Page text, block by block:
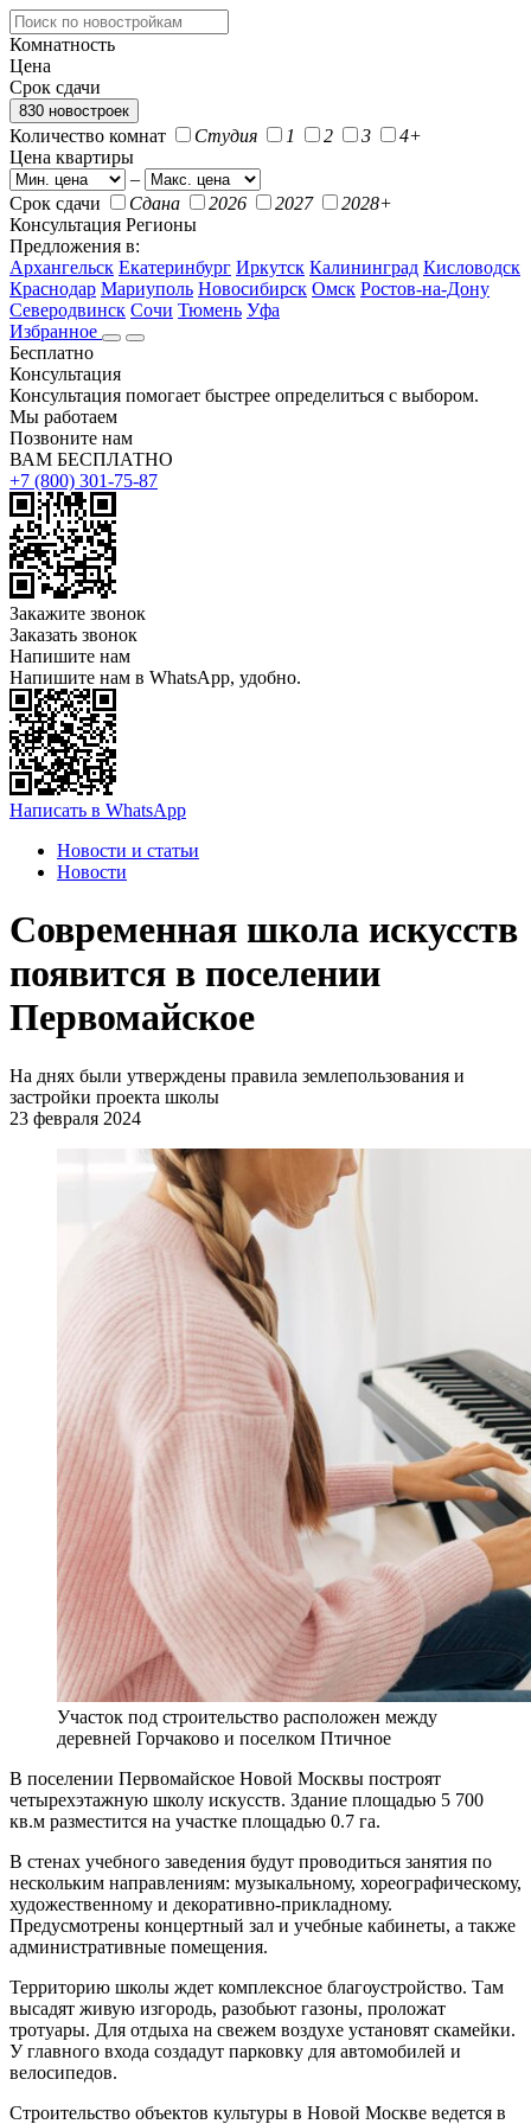
Комнатность
Цена
Срок сдачи
830 новостроек
Количество комнат Студия 1 2 3
4+
Цена квартиры
–
Срок сдачи
Сдана 2026 2027
2028+
Консультация Регионы
Предложения в:
Архангельск Екатеринбург Иркутск Калининград Кисловодск
Краснодар Мариуполь Новосибирск Омск Ростов-на-Дону
Северодвинск Сочи Тюмень Уфа
Избранное
Бесплатно
Консультация
Консультация помогает быстрее определиться с выбором.
Мы работаем
Позвоните нам
ВАМ БЕСПЛАТНО
+7 (800) 301-75-87
Закажите звонок
Заказать звонок
Напишите нам
Напишите нам в WhatsApp, удобно.
Написать в WhatsApp
Новости и статьи
Новости
Современная школа искусств
появится в поселении
Первомайское
На днях были утверждены правила землепользования и
застройки проекта школы
23 февраля 2024
Участок под строительство расположен между
деревней Горчаково и поселком Птичное
В поселении Первомайское Новой Москвы построят
четырехэтажную школу искусств. Здание площадью 5 700
кв.м разместится на участке площадью 0.7 га.
В стенах учебного заведения будут проводиться занятия по
нескольким направлениям: музыкальному, хореографическому,
художественному и декоративно-прикладному.
Предусмотрены концертный зал и учебные кабинеты, а также
административные помещения.
Территорию школы ждет комплексное благоустройство. Там
высадят живую изгородь, разобьют газоны, проложат
тротуары. Для отдыха на свежем воздухе установят скамейки.
У главного входа создадут парковку для автомобилей и
велосипедов.
Строительство объектов культуры в Новой Москве ведется в